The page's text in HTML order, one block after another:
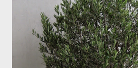
binnen buigen om te helpen en verlies
achter me gebeurt. Dat voelt weer net
eerste roep om hulp. Wat is dit t...